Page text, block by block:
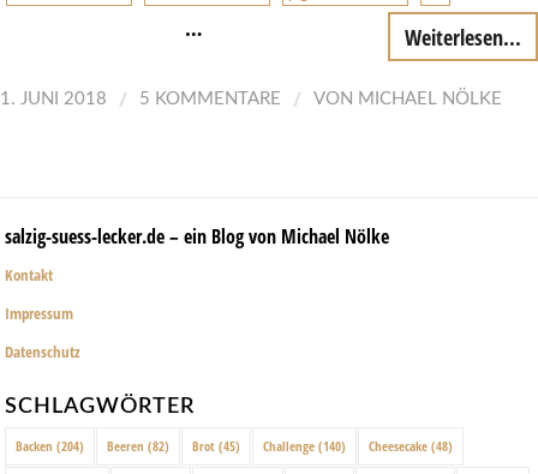
… Weiterlesen...
1. JUNI 2018 / 5 KOMMENTARE / VON MICHAEL NÖLKE
salzig-suess-lecker.de – ein Blog von Michael Nölke
Kontakt
Impressum
Datenschutz
SCHLAGWÖRTER
Backen (204) Beeren (82) Brot (45) Challenge (140) Cheesecake (48)